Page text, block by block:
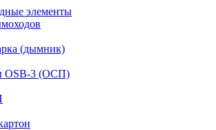
элементы
(дымник)
OSB-3 (ОСП)